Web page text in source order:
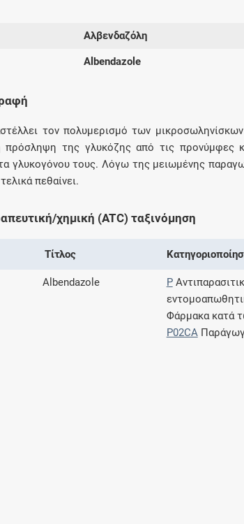
νόσους, συμπτώματα
Μοιραζόμαστε
πορείας του
Αλβενδαζόλη
Albendazole
τον πολυμερισμό των
πρόσληψη της γλυκόζης από τις προνύμφες
γλυκογόνου τους. Λόγω της μειωμένης
πεθαίνει.
χημική (ATC) ταξινόμηση
Τίτλος
Albendazole P
Φάρμακα κατά
P02CA